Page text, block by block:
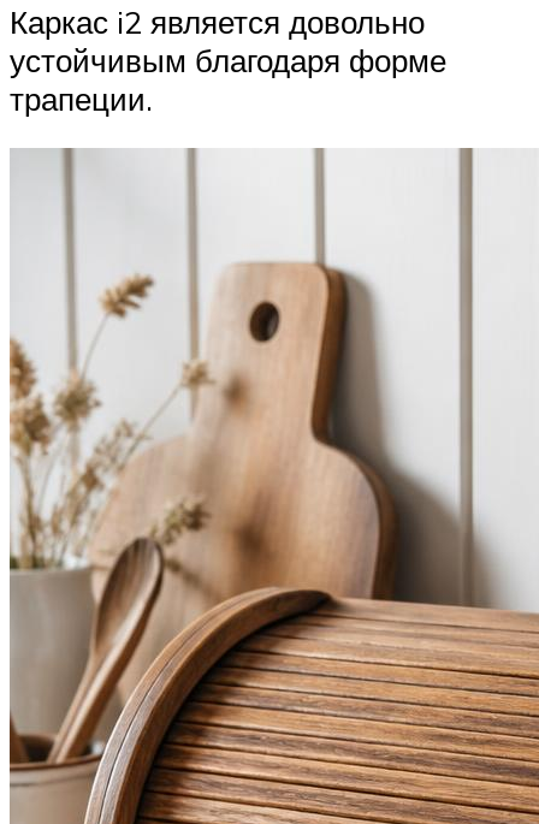
Каркас i2 является довольно
устойчивым благодаря форме
трапеции.